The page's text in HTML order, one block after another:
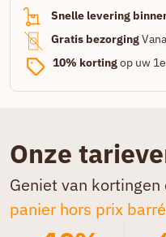
Snelle levering
Gratis bezorging
10% kortingop uw
Onze
Geniet van kortingen
panier hors prix